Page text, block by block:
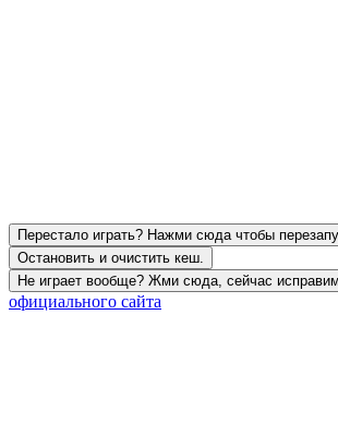
Перестало играть? Нажми сюда чтобы
Остановить и очистить кеш.
Не играет вообще? Жми сюда, сейчас
официального сайта